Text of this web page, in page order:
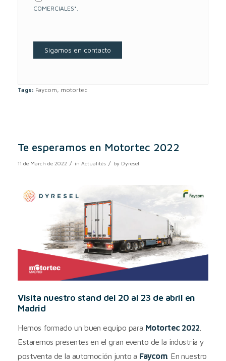
COMERCIALES*.
Tags: Faycom, motortec
Te esperamos en Motortec 2022
11 de March de 2022 / inActualités / by Dyresel
Visita nuestro stand del 20 al 23 de abril en
Madrid
Hemos formado un buen equipo para Motortec 2022
Estaremos presentes en el gran evento de la industria y
postventa de la automoción junto a Faycom. En nuestro